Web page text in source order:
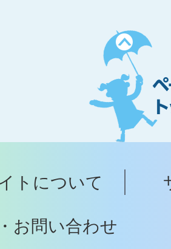
ペ
ー
ジ
ト
ッ
へ
トについて
お問い合わせ